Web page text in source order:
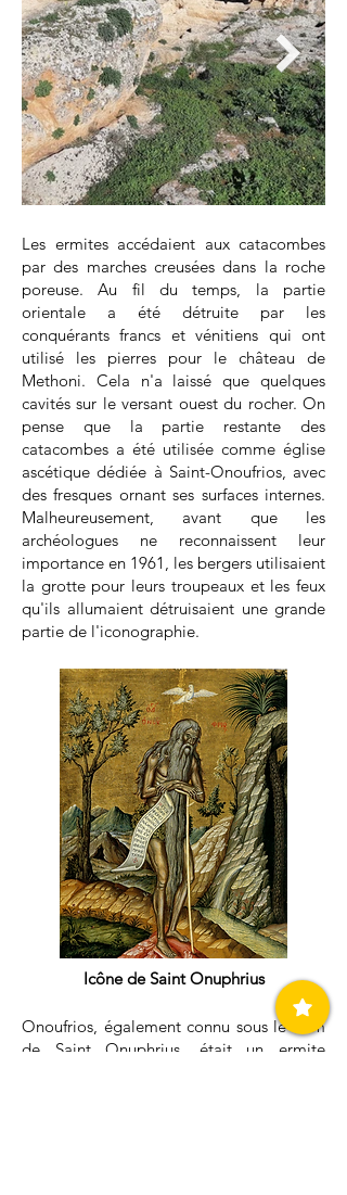
Les ermites accédaient aux catacombes
par des marches creusées dans la roche
poreuse. Au fil du temps, la partie
orientale a été détruite par les
conquérants francs et vénitiens qui ont
utilisé les pierres pour le château de
Methoni. Cela n'a laissé que quelques
cavités sur le versant ouest du rocher. On
pense que la partie restante des
catacombes a été utilisée comme église
ascétique dédiée à Saint-Onoufrios, avec
des fresques ornant ses surfaces internes.
Malheureusement, avant que les
archéologues ne reconnaissent leur
importance en 1961, les bergers utilisaient
la grotte pour leurs troupeaux et les feux
qu'ils allumaient détruisaient une grande
partie de l'iconographie.
Icône de Saint Onuphrius
Onoufrios, également connu sous le nom
de Saint Onuphrius, était un ermite